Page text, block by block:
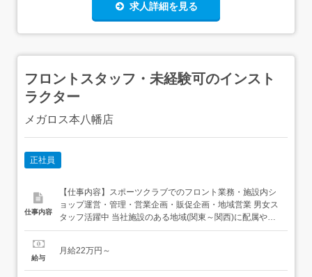
求人詳細を見る
フロントスタッフ・未経験可のインスト
ラクター
メガロス本八幡店
正社員
仕事内容
【仕事内容】スポーツクラブでのフロント業務・施設内シ
ョップ運営・管理・営業企画・販促企画・地域営業 男女ス
タッフ活躍中 当社施設のある地域(関東～関西)に配属や異
動の可能性あり 【経験・資格】<応募要件> 新卒応募不可
迎 【給与】月給 220,000円 〜 <給与の備考>賞与 年2回(6
給与
月給22万円～